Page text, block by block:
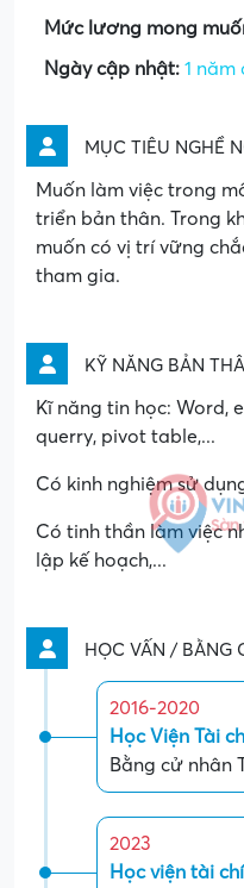
Mức lương mong
Ngày cập nhật: 1 năm
MỤC TIÊU NGHỀ
Muốn làm việc trong
triển bản thân. Trong
muốn có vị trí vững
tham gia.
KỸ NĂNG BẢN
Kĩ năng tin học: Word,
querry, pivot table,...
Có kinh nghiệm sử
Có tinh thần làm việc
lập kế hoạch,...
HỌC VẤN / BẰNG
2016-2020
Học Viện Tài
Bằng cử nhân
2023
Học viện tài